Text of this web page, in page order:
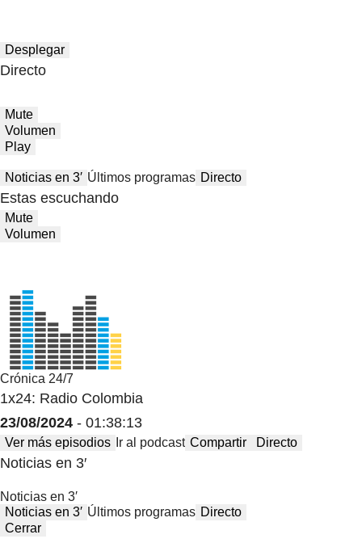
Desplegar
Directo
Mute
Volumen
Play
Noticias en 3′ Últimos programas Directo
Estas escuchando
Mute
Volumen
Crónica 24/7
1x24: Radio Colombia
23/08/2024 - 01:38:13
Ver más episodios Ir al podcast Compartir Directo
Noticias en 3′
Noticias en 3′
Noticias en 3′ Últimos programas Directo
Cerrar